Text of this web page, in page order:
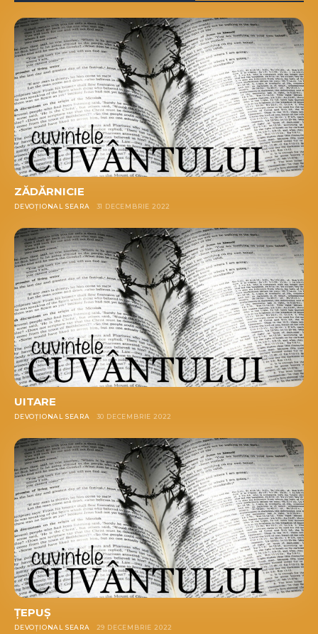
ZĂDĂRNICIE
DEVOȚIONAL SEARA 31 DECEMBRIE 2022
UITARE
DEVOȚIONAL SEARA 30 DECEMBRIE 2022
ȚEPUȘ
DEVOȚIONAL SEARA 29 DECEMBRIE 2022